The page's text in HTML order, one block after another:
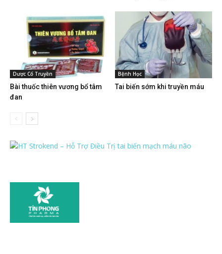
Dược Cổ Truyền
Bài thuốc thiên vương bổ tâm
đan
Bệnh Học
Tai biến sớm khi truyền máu